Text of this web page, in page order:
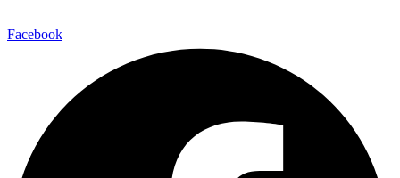
Facebook